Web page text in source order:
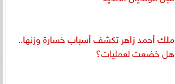
ملك أحمد زاهر تكشف أسباب خسارة وزنها..
هل خضعت لعمليات؟